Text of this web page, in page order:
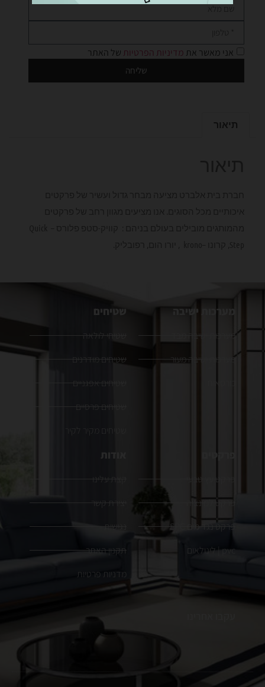
אני מאשר את מדיניות הפרטיות של האתר
שליחה
תיאור
מערכות ישיבה
מערכות ישיבה מבד
מערכות ישיבה מעור
כורסאות
שטיחים
שטיחי לולאה
שטיחים מודרנים
שטיחים אפגניים
שטיחים פרסיים
שטיחים מקיר לקיר
פרקטים
פרקט עץ טבעי
פרקט למינציה
פרקט נגד מים SPC
pvc | לינולאום
אודות
קצת עלינו
יצירת קשר
נגישות
תקנון האתר
מדניות פרטיות